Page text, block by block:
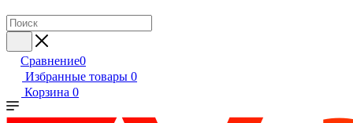
Сравнение0
Избранные товары 0
Корзина 0